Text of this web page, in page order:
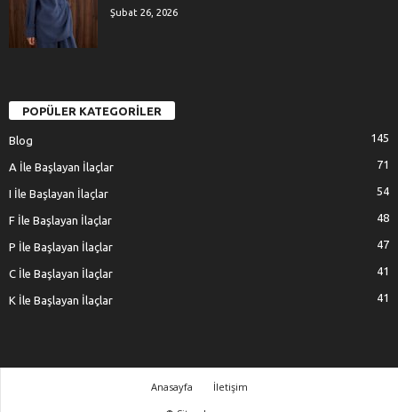
Şubat 26, 2026
POPÜLER KATEGORİLER
Blog 145
A İle Başlayan İlaçlar 71
I İle Başlayan İlaçlar 54
F İle Başlayan İlaçlar 48
P İle Başlayan İlaçlar 47
C İle Başlayan İlaçlar 41
K İle Başlayan İlaçlar 41
Anasayfa
İletişim